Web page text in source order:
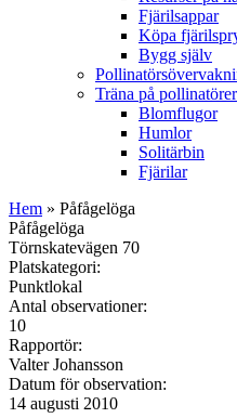
Fjärilsappar
Köpa
Bygg själv
Träna på pollinatörer
Blomflugor
Humlor
Solitärbin
Fjärilar
Hem » Påfågelöga
Påfågelöga
Törnskatevägen 70
Platskategori:
Punktlokal
Antal observationer:
10
Rapportör:
Valter Johansson
Datum för observation:
14 augusti 2010